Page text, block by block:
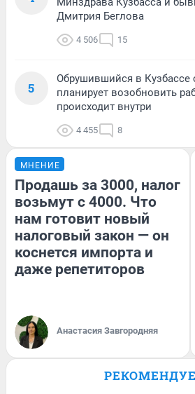
Дмитрия Беглова
4 506 15
5
Обрушившийся в Кузбассе
планирует возобновить
происходит внутри
4 455 8
МНЕНИЕ
Продашь за 3000, налог
возьмут с 4000. Что
нам готовит новый
налоговый закон — он
коснется импорта и
даже репетиторов
Анастасия Завгородняя